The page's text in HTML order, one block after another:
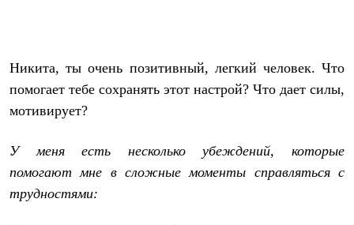
Никита, ты очень позитивный, легкий человек. Что
помогает тебе сохранять этот настрой? Что дает силы,
мотивирует?
У меня есть несколько убеждений, которые
помогают мне в сложные моменты справляться с
трудностями: